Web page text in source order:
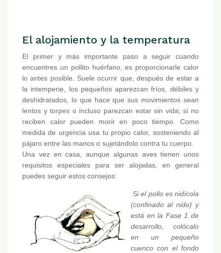
El alojamiento y la temperatura
El primer y más importante paso a seguir cuando
encuentres un pollito huérfano, es proporcionarle calor
lo antes posible. Suele ocurrir que, después de estar a
la intemperie, los pequeños aparezcan fríos, débiles y
deshidratados, lo que hace que sus movimientos sean
lentos y torpes o incluso parezcan estar sin vida; si no
reciben calor pueden morir en poco tiempo. Como
medida de urgencia usa tu propio calor, sosteniendo al
pájaro entre las manos o sujetándolo contra tu cuerpo.
Una vez en casa, aunque algunas aves tienen unos
requisitos especiales para ser alojadas, en general
puedes seguir estos consejos:
Si el pollo es nidícola
(confinado al nido) y
está en la Fase 1 de
desarrollo, colócalo
en un pequeño
cuenco con el fondo